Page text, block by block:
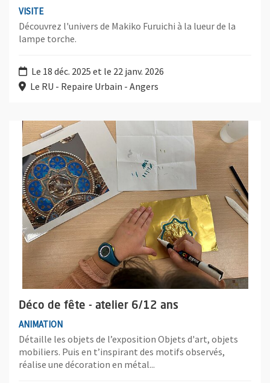
VISITE
Découvrez l'univers de Makiko Furuichi à la lueur de la
lampe torche.
Le 18 déc. 2025 et le 22 janv. 2026
Le RU - Repaire Urbain - Angers
Déco de fête - atelier 6/12 ans
ANIMATION
Détaille les objets de l’exposition Objets d'art, objets
mobiliers. Puis en t’inspirant des motifs observés,
réalise une décoration en métal...
Plus d'information sur l'évènement : Déco de fête - atelier 6/12